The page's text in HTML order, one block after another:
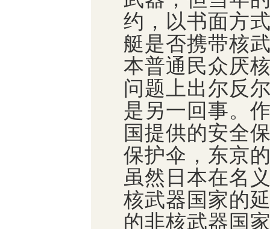
约，以书面方
艇是否携带核
本普通民众厌
问题上出尔反
是另一回事。
国提供的安全
保护伞，东京
虽然日本在名
核武器国家的
的非核武器国